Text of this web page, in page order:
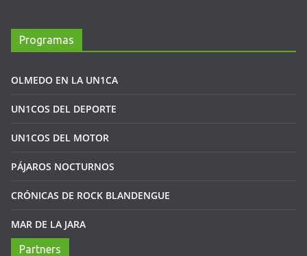
Programas
OLMEDO EN LA UN1CA
UN1COS DEL DEPORTE
UN1COS DEL MOTOR
PÁJAROS NOCTURNOS
CRÓNICAS DE ROCK BLANDENGUE
MAR DE LA JARA
Partners